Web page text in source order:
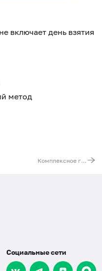
включает день взятия
метод
Комплексное гистологическое и иммуногистохимическое исследование с применением необходимых иммуногистохимических окрасок для определения: иммунофенотипа опухоли (в том числе при лимфопролиферативных заболеваниях); гистогенеза метастазов при неустановленном первичном очаге; возможности проведения таргетной терапии и т.д.
Социальные сети